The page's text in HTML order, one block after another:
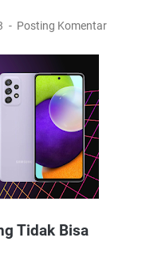
Posting Komentar
Tidak Bisa